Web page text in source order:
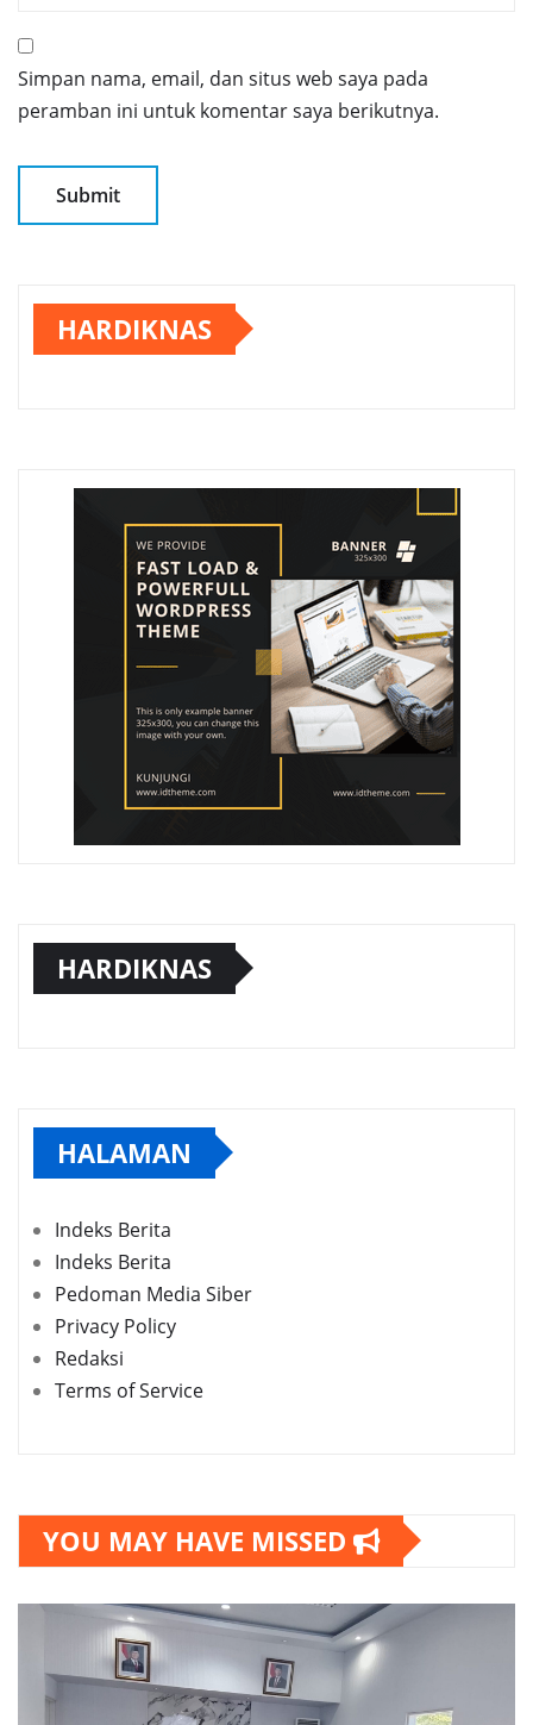
Simpan nama, email, dan situs web saya pada
peramban ini untuk komentar saya berikutnya.
HARDIKNAS
HARDIKNAS
HALAMAN
Indeks Berita
Indeks Berita
Pedoman Media Siber
Privacy Policy
Redaksi
Terms of Service
YOU MAY HAVE MISSED